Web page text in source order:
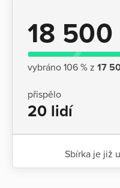
18 500
vybráno 106 % z 17
přispělo
20 lidí
Sbírka je již